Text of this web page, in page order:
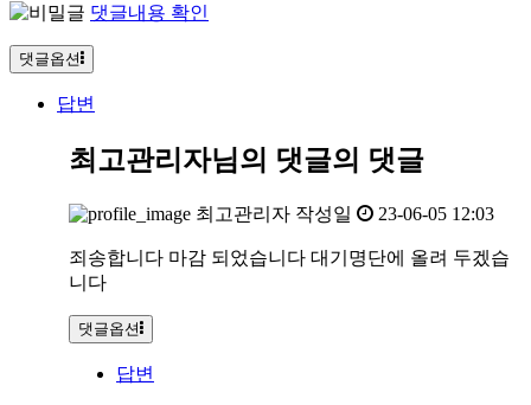
댓글내용 확인
댓글옵션
답변
최고관리자님의 댓글의 댓글
최고관리자 작성일 23-06-05 12:03
죄송합니다 마감 되었습니다 대기명단에 올려 두겠습
니다
댓글옵션
답변